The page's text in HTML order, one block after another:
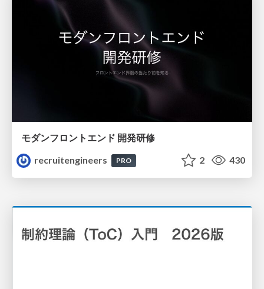
モダンフロントエンド 開発研修
recruitengineers
PRO 2 430